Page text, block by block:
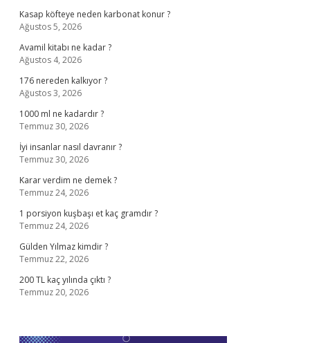
Kasap köfteye neden karbonat konur ?
Ağustos 5, 2026
Avamil kitabı ne kadar ?
Ağustos 4, 2026
176 nereden kalkıyor ?
Ağustos 3, 2026
1000 ml ne kadardır ?
Temmuz 30, 2026
İyi insanlar nasıl davranır ?
Temmuz 30, 2026
Karar verdim ne demek ?
Temmuz 24, 2026
1 porsiyon kuşbaşı et kaç gramdır ?
Temmuz 24, 2026
Gülden Yılmaz kimdir ?
Temmuz 22, 2026
200 TL kaç yılında çıktı ?
Temmuz 20, 2026